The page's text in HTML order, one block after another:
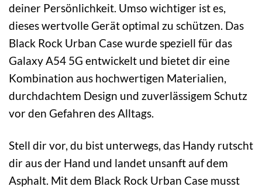
deiner Persönlichkeit. Umso wichtiger ist es,
dieses wertvolle Gerät optimal zu schützen. Das
Black Rock Urban Case wurde speziell für das
Galaxy A54 5G entwickelt und bietet dir eine
Kombination aus hochwertigen Materialien,
durchdachtem Design und zuverlässigem Schutz
vor den Gefahren des Alltags.
Stell dir vor, du bist unterwegs, das Handy rutscht
dir aus der Hand und landet unsanft auf dem
Asphalt. Mit dem Black Rock Urban Case musst